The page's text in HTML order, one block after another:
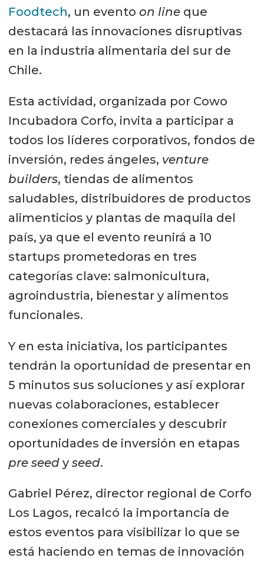
Foodtech, un evento on lineque
destacará las innovaciones disruptivas
en la industria alimentaria del sur de
Chile.
Esta actividad, organizada por Cowo
Incubadora Corfo, invita a participar a
todos los líderes corporativos, fondos de
inversión, redes ángeles, venture
builders, tiendas de alimentos
saludables, distribuidores de productos
alimenticios y plantas de maquila del
país, ya que el evento reunirá a 10
startups prometedoras en tres
categorías clave: salmonicultura,
agroindustria, bienestar y alimentos
funcionales.
Y en esta iniciativa, los participantes
tendrán la oportunidad de presentar en
5 minutos sus soluciones y así explorar
nuevas colaboraciones, establecer
conexiones comerciales y descubrir
oportunidades de inversión en etapas
pre seedy seed.
Gabriel Pérez, director regional de Corfo
Los Lagos, recalcó la importancia de
estos eventos para visibilizar lo que se
está haciendo en temas de innovación